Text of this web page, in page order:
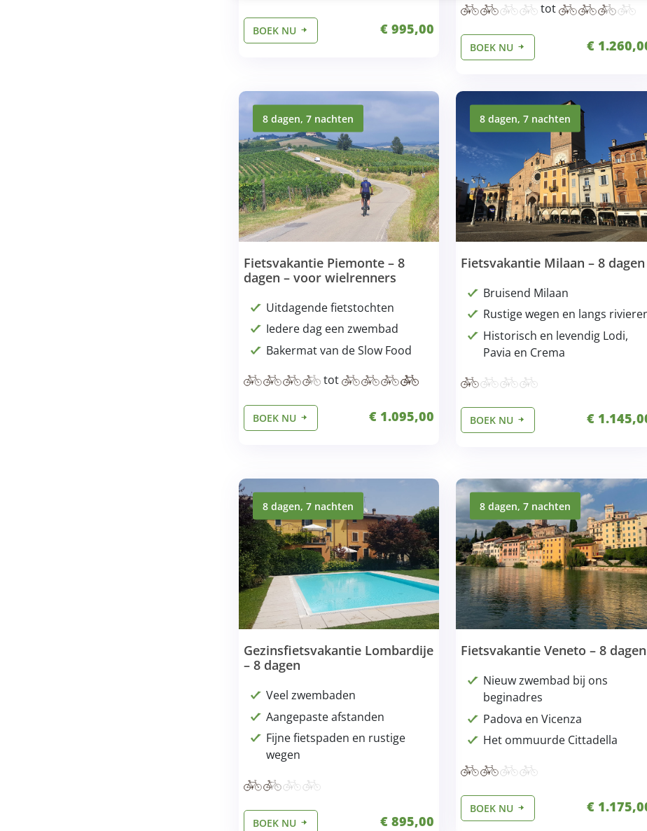
BOEK NU € 995,00
tot
BOEK NU €
8 dagen, 7 nachten
Fietsvakantie Piemonte – 8
dagen – voor wielrenners
Uitdagende fietstochten
Iedere dag een zwembad
Bakermat van de Slow Food
tot
BOEK NU € 1.095,00
8 dagen, 7 nachten
Fietsvakantie Milaan – 8 dagen
Bruisend Milaan
Rustige wegen en langs
Historisch en levendig Lodi,
Pavia en Crema
BOEK NU €
8 dagen, 7 nachten
Gezinsfietsvakantie Lombardije
– 8 dagen
Veel zwembaden
Aangepaste afstanden
Fijne fietspaden en rustige
wegen
BOEK NU € 895,00
8 dagen, 7 nachten
Fietsvakantie Veneto – 8 dagen
Nieuw zwembad bij ons
beginadres
Padova en Vicenza
Het ommuurde Cittadella
BOEK NU €